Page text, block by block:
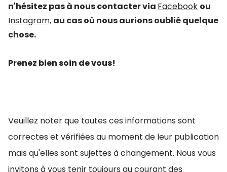
n'hésitez pas à nous contacter via Facebook ou
Instagram, au cas où nous aurions oublié quelque
chose.
Prenez bien soin de vous!
Veuillez noter que toutes ces informations sont
correctes et vérifiées au moment de leur publication
mais qu'elles sont sujettes à changement. Nous vous
invitons à vous tenir toujours au courant des